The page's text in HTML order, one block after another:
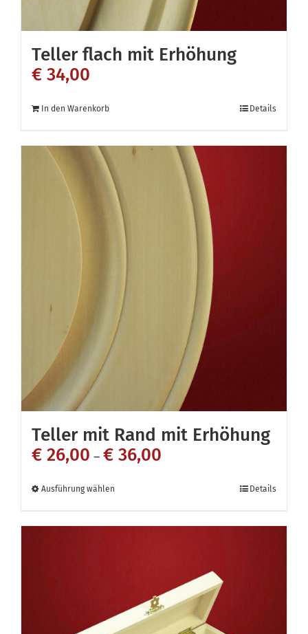
werden
Teller flach mit Erhöhung
€ 34,00
In den Warenkorb Details
Teller mit Rand mit Erhöhung
€ 26,00 – € 36,00
Ausführung wählen
Die
Details